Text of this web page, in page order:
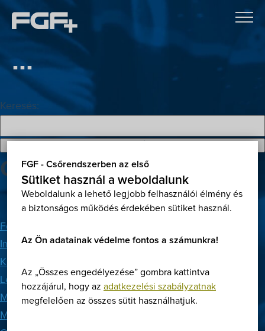
FGF - Csőrendszerben az első
Sütiket használ a weboldalunk
Weboldalunk a lehető legjobb felhasználói élmény és
a biztonságos működés érdekében sütiket használ.
Az Ön adatainak védelme fontos a számunkra!
Az „Összes engedélyezése” gombra kattintva
hozzájárul, hogy az adatkezelési szabályzatnak
megfelelően az összes sütit használhatjuk.
...
Keresés:
Oldalak
Főoldal
Impresszum
Kapcsolat
Letöltések
Márkák
Megoldások